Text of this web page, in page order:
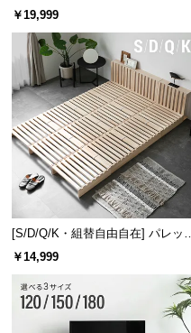
レーム ダイニング 大理石調 4人掛
￥19,999
[S/D/Q/K・組替自由自在] パレット
ベッド 8/12/16枚セット
￥14,999